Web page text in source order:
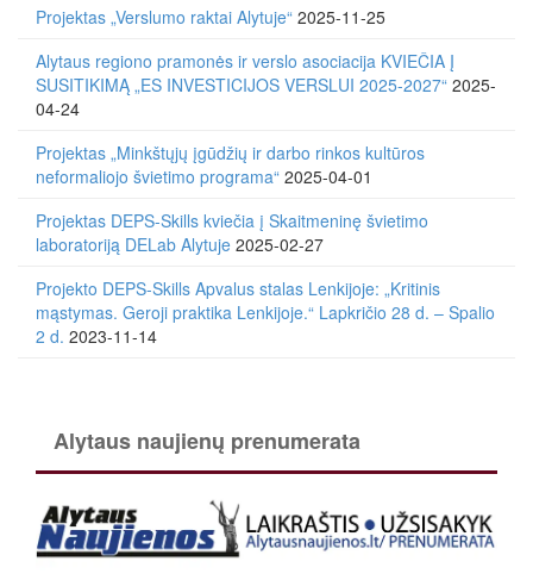
Projektas „Verslumo raktai Alytuje“ 2025-11-25
Alytaus regiono pramonės ir verslo asociacija KVIEČIA Į
SUSITIKIMĄ „ES INVESTICIJOS VERSLUI 2025-2027“ 2025-
04-24
Projektas „Minkštųjų įgūdžių ir darbo rinkos kultūros
neformaliojo švietimo programa“ 2025-04-01
Projektas DEPS-Skills kviečia į Skaitmeninę švietimo
laboratoriją DELab Alytuje 2025-02-27
Projekto DEPS-Skills Apvalus stalas Lenkijoje: „Kritinis
mąstymas. Geroji praktika Lenkijoje.“ Lapkričio 28 d. – Spalio
2 d. 2023-11-14
Alytaus naujienų prenumerata